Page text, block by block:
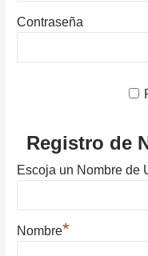
Contraseña
Registro de
Escoja un Nombre de
Nombre*